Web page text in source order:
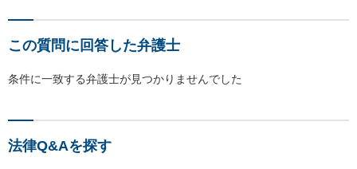
この質問に回答した弁護士
条件に一致する弁護士が見つかりませんでした
法律Q&Aを探す